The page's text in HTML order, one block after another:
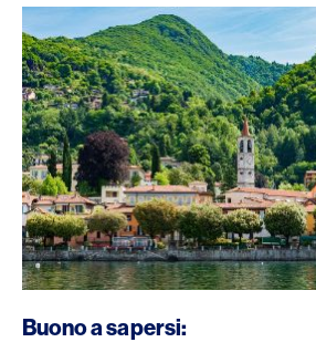
Buono a sapersi: